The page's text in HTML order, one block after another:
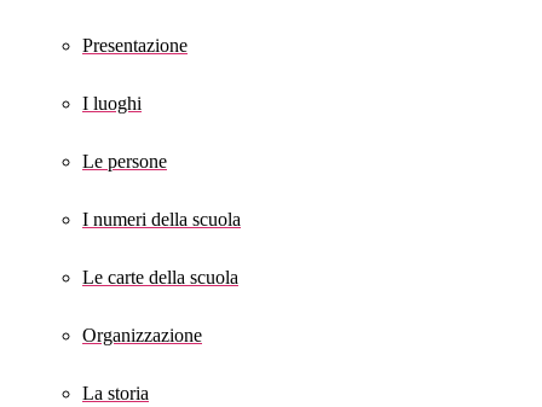
Presentazione
I luoghi
Le persone
I numeri della scuola
Le carte della scuola
Organizzazione
La storia